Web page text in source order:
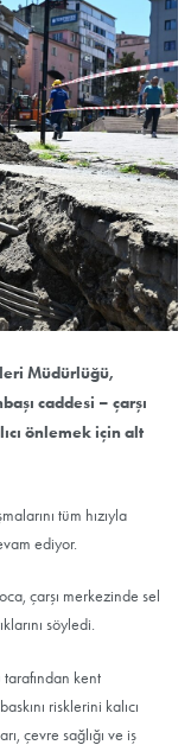
Müdürlüğü,
caddesi – çarşı
önlemek için alt
tüm hızıyla
ediyor.
çarşı merkezinde sel
söyledi.
kent
risklerini kalıcı
çevre sağlığı ve iş